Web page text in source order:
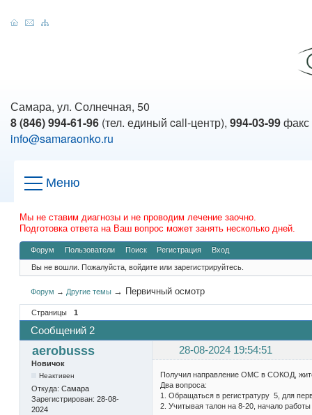
Самара, ул. Солнечная, 50
8 (846) 994-61-96 (тел. единый call-центр), 994-03-99факс
info@samaraonko.ru
Меню
Мы не ставим диагнозы и не проводим лечение заочно.
Подготовка ответа на Ваш вопрос может занять несколько дней.
Форум Пользователи Поиск Регистрация Вход
Вы не вошли. Пожалуйста, войдите или зарегистрируйтесь.
Форум → Другие темы → Первичный осмотр
Страницы 1
Сообщений 2
aerobusss 28-08-2024 19:54:51
Новичок
Неактивен
Откуда: Самара
Зарегистрирован: 28-08-
2024
Получил направление ОМС в СОКОД,
Два вопроса:
1. Обращаться в регистратуру 5, для
2. Учитывая талон на 8-20, начало